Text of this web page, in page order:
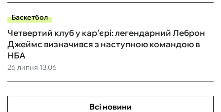
Баскетбол
26 липня 13:06
Четвертий клуб у кар’єрі: легендарний Леброн
Джеймс визначився з наступною командою в
НБА
Всі новини